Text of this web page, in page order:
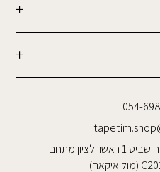
054-
סניף ראשל"צ - אברהם בומה שביט 1 ראשון לציון מתחם